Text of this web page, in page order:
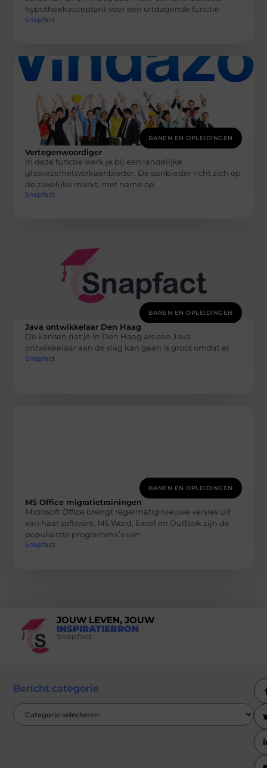
hypotheekacceptant voor een uitdagende functie
Snapfact
BANEN EN OPLEIDINGEN
Vertegenwoordiger
In deze functie werk je bij een landelijke
glasvezelnetwerkaanbieder. De aanbieder richt zich op
de zakelijke markt, met name op
Snapfact
BANEN EN OPLEIDINGEN
Java ontwikkelaar Den Haag
De kansen dat je in Den Haag als een Java
ontwikkelaar aan de slag kan gaan is groot omdat er
Snapfact
BANEN EN OPLEIDINGEN
MS Office migratietrainingen
Microsoft Office brengt regelmatig nieuwe versies uit
van haar software. MS Word, Excel en Outlook zijn de
populairste programma’s van
Snapfact
JOUW LEVEN, JOUW
INSPIRATIEBRON
Snapfact
Bericht categorie